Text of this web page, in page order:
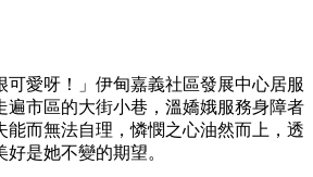
可愛呀！」伊甸嘉義社區發展中心居服
遍市區的大街小巷，溫嬌娥服務身障者
能而無法自理，憐憫之心油然而上，透
是她不變的期望。